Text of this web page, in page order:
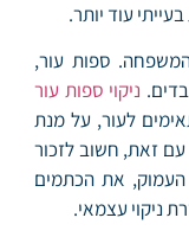
עוד יותר.
המשפחה. ספות עור,
ניקוי ספות עור
לעור, על מנת
עם זאת, חשוב לזכור
העמוק, את הכתמים
ניקוי עצמאי.